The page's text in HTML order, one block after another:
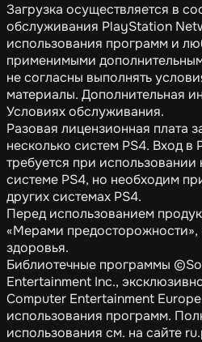
Загрузка осуществляется в
обслуживания PlayStation
использования программ и
применимыми
не согласны выполнять
материалы. Дополнительная
Условиях обслуживания.
Разовая лицензионная плата
несколько систем PS4. Вход
требуется при
системе PS4, но необходим
других системах PS4.
Перед использованием
«Мерами
здоровья.
Библиотечные программы
Entertainment Inc.,
Computer Entertainment
использования программ.
использования см. на сайте